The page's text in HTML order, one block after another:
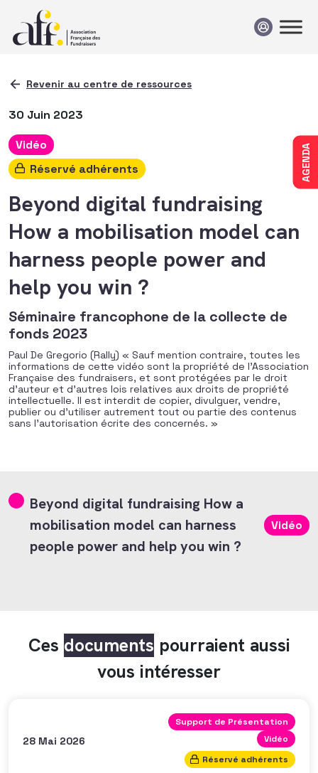
AGENDA
Revenir au centre de ressources
30 Juin 2023
Vidéo
Réservé adhérents
Beyond digital fundraising
How a mobilisation model can
harness people power and
help you win ?
Séminaire francophone de la collecte de
fonds 2023
Paul De Gregorio (Rally) « Sauf mention contraire, toutes les
informations de cette vidéo sont la propriété de l’Association
Française des fundraisers, et sont protégées par le droit
d’auteur et d’autres lois relatives aux droits de propriété
intellectuelle. Il est interdit de copier, divulguer, vendre,
publier ou d’utiliser autrement tout ou partie des contenus
sans l’autorisation écrite des concernés. »
Beyond digital fundraising How a
mobilisation model can harness
people power and help you win ?
Vidéo
Ces documents pourraient aussi
vous intéresser
28 Mai 2026
Support de Présentation
Vidéo
Réservé adhérents